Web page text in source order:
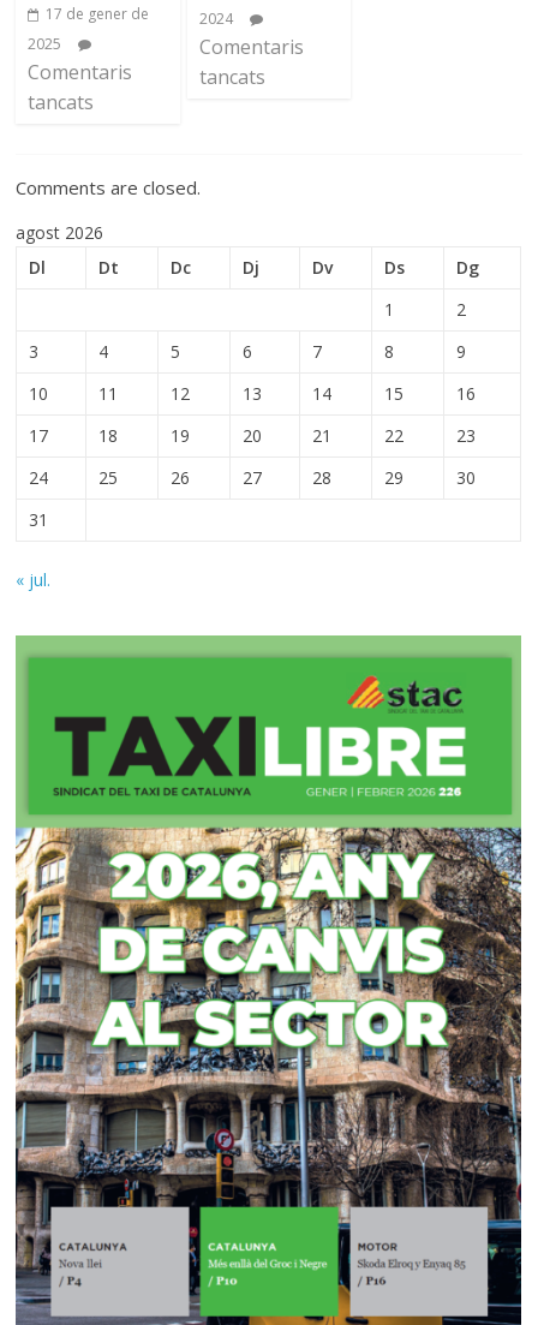
17 de gener de
2025
Comentaris
tancats
2024
Comentaris
tancats
Comments are closed.
agost 2026
Dl
Dt Dc Dj Dv Ds
Dg
1
2
3
4 5 6 7 8
9
10
11 12 13 14 15
16
17
18 19 20 21 22
23
24
25 26 27 28 29
30
31
« jul.